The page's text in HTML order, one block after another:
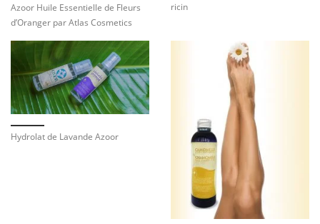
Azoor Huile Essentielle de Fleurs
d’Oranger par Atlas Cosmetics
ricin
Hydrolat de Lavande Azoor